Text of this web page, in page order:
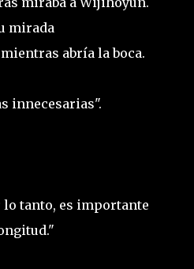
mirada
abría la boca.
innecesarias".
lo tanto, es importante